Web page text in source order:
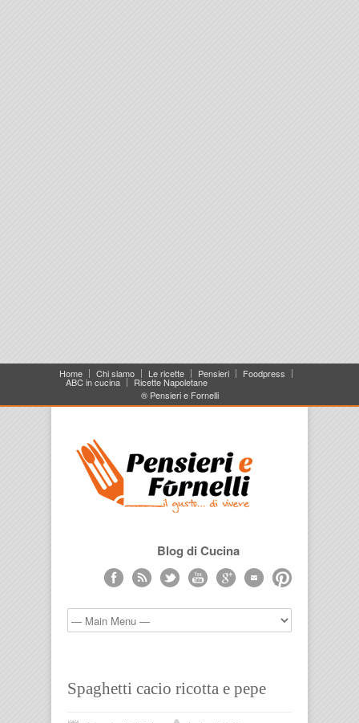
Home Chi siamo Le ricette Pensieri Foodpress
ABC in cucina
Ricette Napoletane
® Pensieri e Fornelli
Blog di Cucina
Spaghetti cacio ricotta e pepe